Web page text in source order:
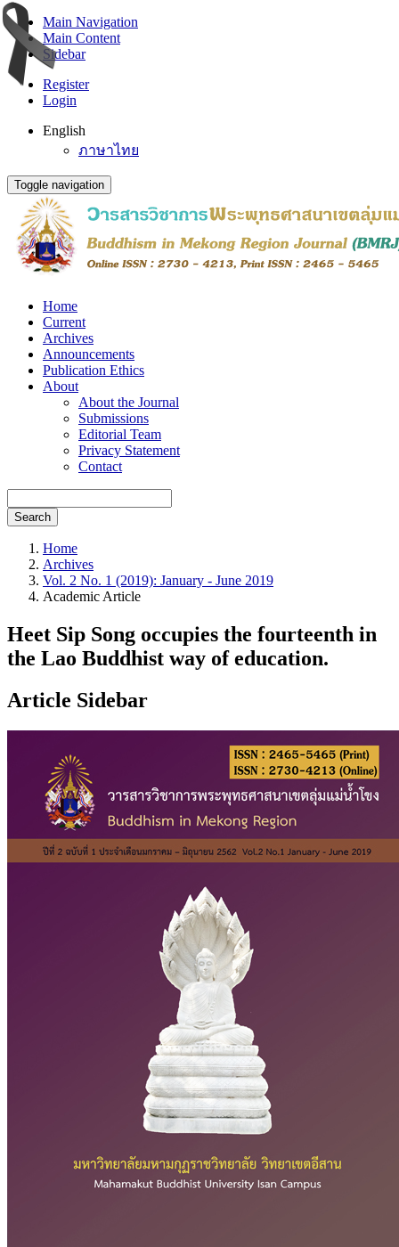
Main Navigation
Main Content
Sidebar
Register
Login
English
ภาษาไทย
Toggle navigation
Home
Current
Archives
Announcements
Publication Ethics
About
About the Journal
Submissions
Editorial Team
Privacy Statement
Contact
Search
Home
Archives
Vol. 2 No. 1 (2019): January - June 2019
Academic Article
Heet Sip Song occupies the fourteenth in
the Lao Buddhist way of education.
Article Sidebar